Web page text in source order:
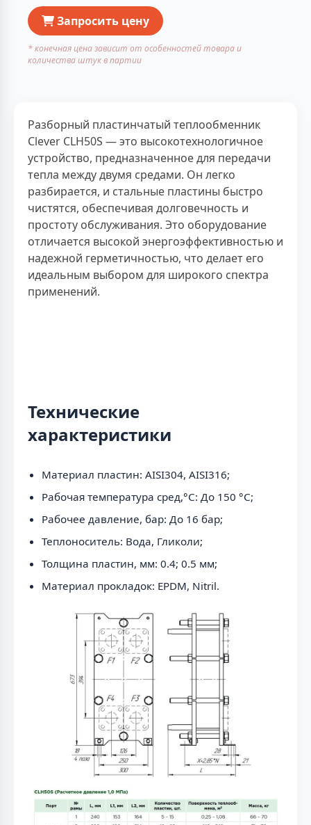
Запросить цену
* конечная цена зависит от особенностей товара и
количества штук в партии
Разборный пластинчатый теплообменник
Clever CLH50S — это высокотехнологичное
устройство, предназначенное для передачи
тепла между двумя средами. Он легко
разбирается, и стальные пластины быстро
чистятся, обеспечивая долговечность и
простоту обслуживания. Это оборудование
отличается высокой энергоэффективностью и
надежной герметичностью, что делает его
идеальным выбором для широкого спектра
применений.
Технические
характеристики
Материал пластин: AISI304, AISI316;
Рабочая температура сред,°С: До 150 °С;
Рабочее давление, бар: До 16 бар;
Теплоноситель: Вода, Гликоли;
Толщина пластин, мм: 0.4; 0.5 мм;
Материал прокладок: EPDM, Nitril.